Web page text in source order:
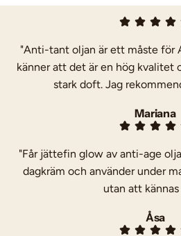
"Anti-tant oljan är ett måste för
känner att det är en hög kvalitet
stark doft. Jag
Mariana
"Får jättefin glow av anti-age
dagkräm och använder under
utan att
Åsa